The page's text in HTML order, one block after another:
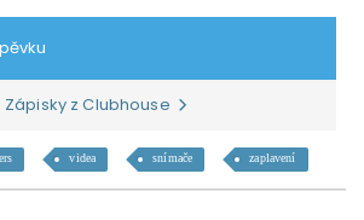
Zápisky z Clubhouse
videa snímače zaplavení